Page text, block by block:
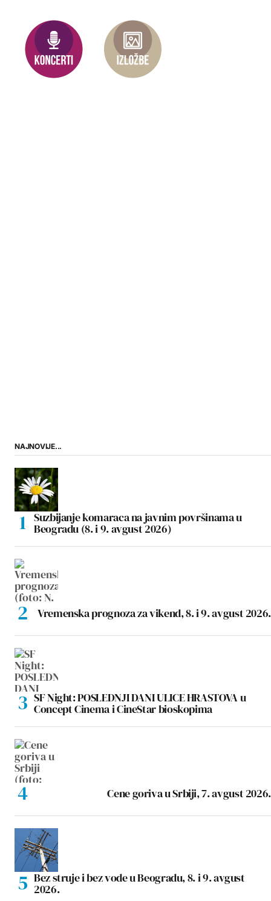
NAJNOVIJE...
Suzbijanje komaraca na javnim površinama u
Beogradu (8. i 9. avgust 2026)
Vremenska prognoza za vikend, 8. i 9. avgust 2026.
SF Night: POSLEDNJI DANI ULICE HRASTOVA u
Concept Cinema i CineStar bioskopima
Cene goriva u Srbiji, 7. avgust 2026.
Bez struje i bez vode u Beogradu, 8. i 9. avgust
2026.